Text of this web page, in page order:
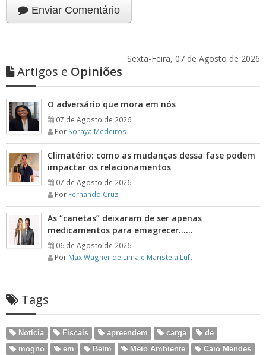
Enviar Comentário
Sexta-Feira, 07 de Agosto de 2026
Artigos e Opiniões
O adversário que mora em nós
07 de Agosto de 2026
Por Soraya Medeiros
Climatério: como as mudanças dessa fase podem
impactar os relacionamentos
07 de Agosto de 2026
Por Fernando Cruz
As “canetas” deixaram de ser apenas
medicamentos para emagrecer……
06 de Agosto de 2026
Por Max Wagner de Lima e Maristela Luft
Tags
Notícia Fiscais apreendem carga
de
mogno
em Belm Meio Ambiente Caio Mendes